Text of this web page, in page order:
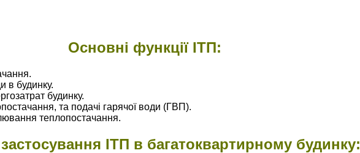
Основні функції ІТП:
в будинку.
будинку.
та подачі гарячої води (ГВП).
теплопостачання.
ІТП в багатоквартирному будинку: